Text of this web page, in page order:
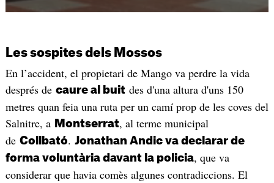
Les sospites dels Mossos
En l’accident, el propietari de Mango va perdre la vida
després de caure al buitdes d'una altura d'uns 150
metres quan feia una ruta per un camí prop de les coves del
Salnitre, a Montserrat, al terme municipal
de Collbató. Jonathan Andic va declarar de
forma voluntària davant la policia, que va
considerar que havia comès algunes contradiccions. El